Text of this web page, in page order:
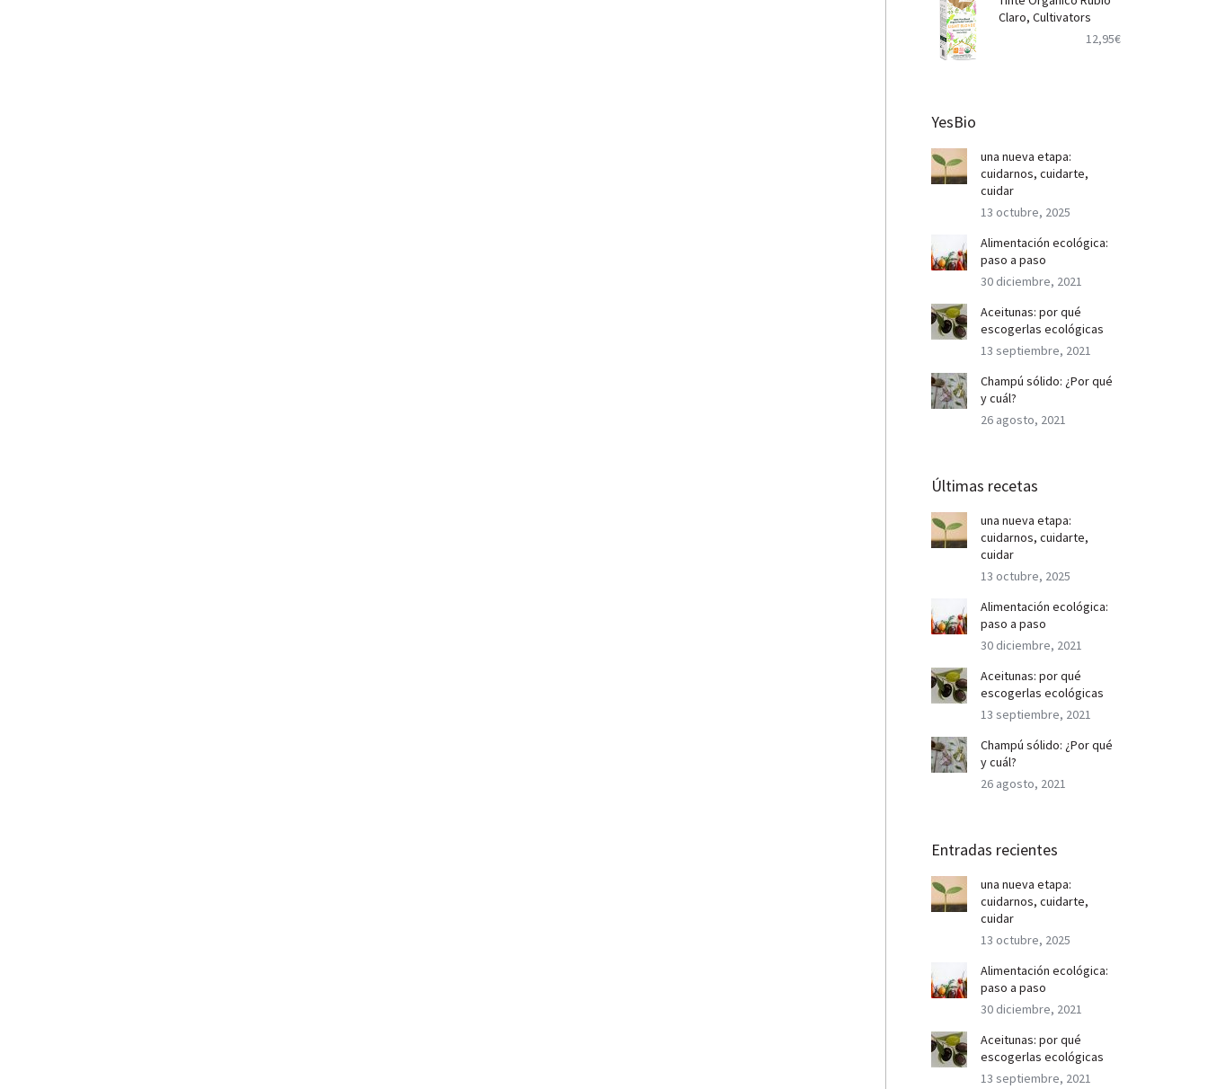
Claro, Cultivators
12,95€
YesBio
una nueva etapa:
cuidarnos, cuidarte,
cuidar
13 octubre, 2025
Alimentación ecológica:
paso a paso
30 diciembre, 2021
Aceitunas: por qué
escogerlas ecológicas
13 septiembre, 2021
Champú sólido: ¿Por qué
y cuál?
26 agosto, 2021
Últimas recetas
una nueva etapa:
cuidarnos, cuidarte,
cuidar
13 octubre, 2025
Alimentación ecológica:
paso a paso
30 diciembre, 2021
Aceitunas: por qué
escogerlas ecológicas
13 septiembre, 2021
Champú sólido: ¿Por qué
y cuál?
26 agosto, 2021
Entradas recientes
una nueva etapa:
cuidarnos, cuidarte,
cuidar
13 octubre, 2025
Alimentación ecológica:
paso a paso
30 diciembre, 2021
Aceitunas: por qué
escogerlas ecológicas
13 septiembre, 2021